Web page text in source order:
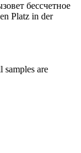
бессчетное
Platz in der
samples are